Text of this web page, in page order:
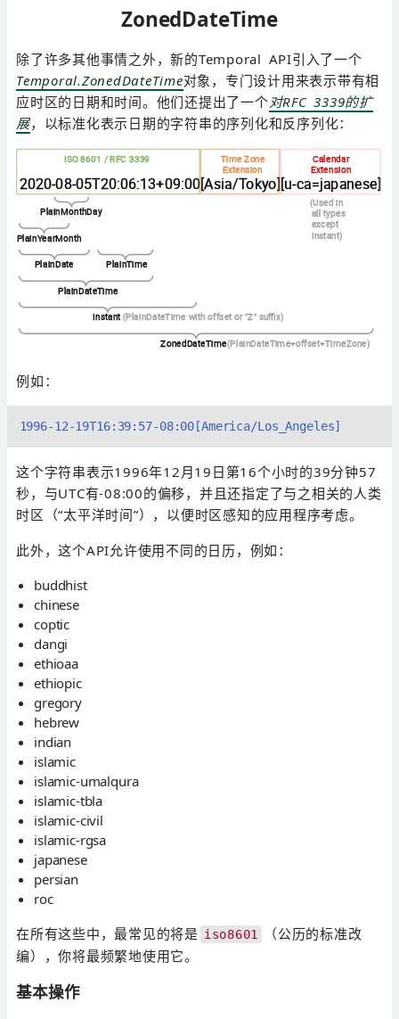
ZonedDateTime
除了许多其他事情之外，新的Temporal API引入了一个
Temporal.ZonedDateTime对象，专门设计用来表示带有相
应时区的日期和时间。他们还提出了一个对RFC 3339的扩
展，以标准化表示日期的字符串的序列化和反序列化：
例如：
这个字符串表示1996年12月19日第16个小时的39分钟57
秒，与UTC有-08:00的偏移，并且还指定了与之相关的人类
时区（“太平洋时间”），以便时区感知的应用程序考虑。
此外，这个API允许使用不同的日历，例如：
buddhist
chinese
coptic
dangi
ethioaa
ethiopic
gregory
hebrew
indian
islamic
islamic-umalqura
islamic-tbla
islamic-civil
islamic-rgsa
japanese
persian
roc
在所有这些中，最常见的将是 iso8601
（公历的标准改
编），你将最频繁地使用它。
基本操作